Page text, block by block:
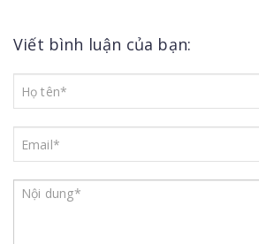
Viết bình luận của bạn: